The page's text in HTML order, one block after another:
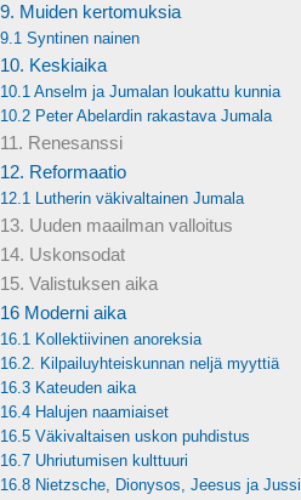
9. Muiden kertomuksia
9.1 Syntinen nainen
10. Keskiaika
10.1 Anselm ja Jumalan loukattu kunnia
10.2 Peter Abelardin rakastava Jumala
11. Renesanssi
12. Reformaatio
12.1 Lutherin väkivaltainen Jumala
13. Uuden maailman valloitus
14. Uskonsodat
15. Valistuksen aika
16 Moderni aika
16.1 Kollektiivinen anoreksia
16.2. Kilpailuyhteiskunnan neljä myyttiä
16.3 Kateuden aika
16.4 Halujen naamiaiset
16.5 Väkivaltaisen uskon puhdistus
16.7 Uhriutumisen kulttuuri
16.8 Nietzsche, Dionysos, Jeesus ja Jussi